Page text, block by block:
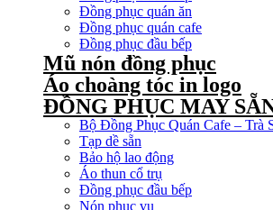
Đồng phục quán ăn
Đồng phục quán cafe
Đồng phục đầu bếp
Mũ nón đồng phục
Áo choàng tóc in logo
ĐỒNG PHỤC MAY
Bộ Đồng Phục Quán Cafe – Trà
Tạp dề sẵn
Bảo hộ lao động
Áo thun cổ trụ
Đồng phục đầu bếp
Nón phục vụ